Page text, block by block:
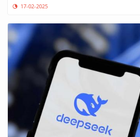
17-02-2025